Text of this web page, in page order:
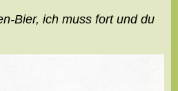
Bier, ich muss fort und du